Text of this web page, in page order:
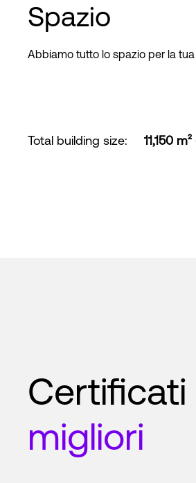
Spazio
Abbiamo tutto lo spazio per la
Total building size: 11,150
Certificati
migliori